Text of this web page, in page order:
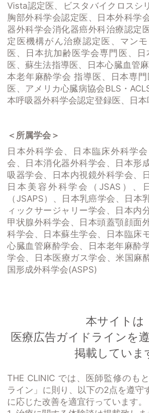
Vista認定医、ビスタバイクロスシ
胸部外科学会認定医、日本外科学
器外科学会消化器癌外科治療認定
定医機構がん治療認定医、マン
医、日本抗加齢医学会専門医、
医、蘇生法指導医、日本心臓血管
本老年麻酔学会 指導医、日本専
医、アメリカ心臓病協会BLS・
本呼吸器外科学会認定登録医、日
＜所属学会＞
日本外科学会、日本臨床外科学
会、日本消化器外科学会、日本形
吸器学会、日本内視鏡外科学会、
日本美容外科学会（JSAS）、
（JSAPS）、日本乳癌学会、日本
ィックサージャリー学会、日本内
甲状腺外科学会、日本頭蓋顎顔面
科学会、日本蘇生学会、日本臨床
心臓血管麻酔学会、日本老年麻酔
学会、日本医療ガス学会、米国麻
国形成外科学会(ASPS)
本サイトは
医療広告ガイドラインを
掲載していま
THE CLINIC では、医師監修のも
ライン」に則り、以下の2点を遵守
に応じた改善を適宜行っています。